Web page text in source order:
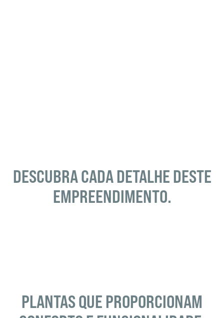
DESCUBRA CADA DETALHE DESTE
EMPREENDIMENTO.
PLANTAS QUE PROPORCIONAM